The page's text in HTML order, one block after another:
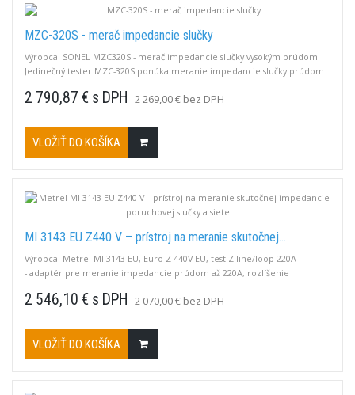
MZC-320S - merač impedancie slučky
Výrobca: SONEL MZC320S - merač impedancie slučky vysokým prúdom.
Jedinečný tester MZC-320S ponúka meranie impedancie slučky prúdom
110/190 V, 115/200 V, 127/220 V, 220/380 V, 230/400 V, 240/415 V, 290/500 V
2 790,87 € s DPH 2 269,00 € bez DPH
VLOŽIŤ DO KOŠÍKA
MI 3143 EU Z440 V – prístroj na meranie skutočnej...
Výrobca: Metrel MI 3143 EU, Euro Z 440V EU, test Z line/loop 220A
- adaptér pre meranie impedancie prúdom až 220A, rozlíšenie
MI3155, MI3325, alebo s chytrým telefónom s aplikáciou aMESM.
2 546,10 € s DPH 2 070,00 € bez DPH
VLOŽIŤ DO KOŠÍKA